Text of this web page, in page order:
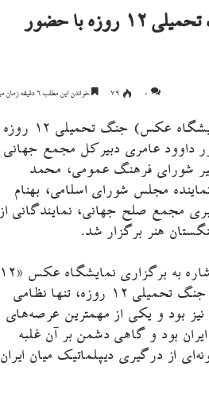
نمایشگاه عکس «۱۲ روز ایران» روایت مستند جنگ تحمیلی ۱۲ روزه با حضور
۰ 79 خواندن این مطلب 6 دقیقه زمان میبرد
علیرضا نیاکان -آیین اختتامیه «۱۲ روز ایران» روایت مستند(نمایشگاه عکس) جنگ تحمیلی ۱۲ روزه
و شهروندان عصر دوشنبه ۱۴ مهر ۱۴۰۴ با حضور داوود عامری دبیرکل مجمع جهانی
شورای فرهنگ عمومی، محمد
مجلس شورای اسلامی، بهنام
مجمع صلح جهانی، نمایندگانی از
هنر برگزار شد.
داوود عامری دبیرکل مجمع جهانی صلح اسلامی در این آیین با اشاره به برگزاری نمایشگاه عکس «۱۲
روزه ایران» در فرهنگستان هنر و گالری‌های مرتبط اظهارداشت: جنگ تحمیلی ۱۲ روزه، تنها نظامی
نیز بود و یکی از مهمترین عرصه‌های
بود و گاهی دشمن بر آن غلبه
از درگیری دیپلماتیک میان ایران